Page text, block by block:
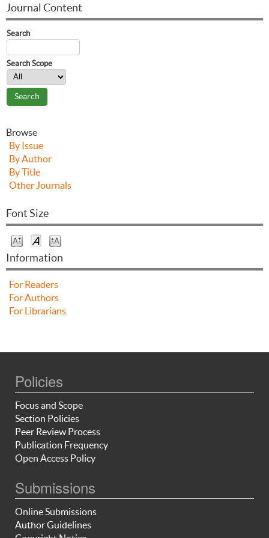
Journal Content
Search
Search Scope
Browse
By Issue
By Author
By Title
Other Journals
Font Size
Information
For Readers
For Authors
For Librarians
Policies
Focus and Scope
Section Policies
Peer Review Process
Publication Frequency
Open Access Policy
Submissions
Online Submissions
Author Guidelines